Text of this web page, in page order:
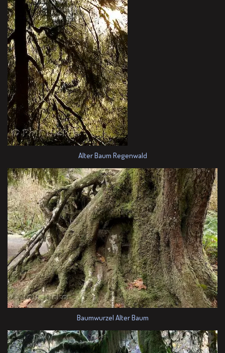
Alter Baum Regenwald
Baumwurzel Alter Baum